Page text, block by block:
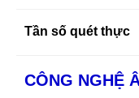
Tần số quét thực
CÔNG NGHỆ